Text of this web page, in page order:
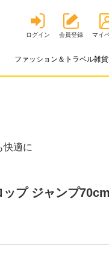
ログイン 会員登録 マイ
ファッション＆トラベル雑貨
快適に
プ ジャンプ